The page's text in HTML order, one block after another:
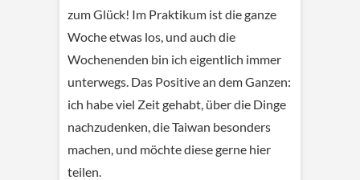
zum Glück! Im Praktikum ist die ganze
Woche etwas los, und auch die
Wochenenden bin ich eigentlich immer
unterwegs. Das Positive an dem Ganzen:
ich habe viel Zeit gehabt, über die Dinge
nachzudenken, die Taiwan besonders
machen, und möchte diese gerne hier
teilen.